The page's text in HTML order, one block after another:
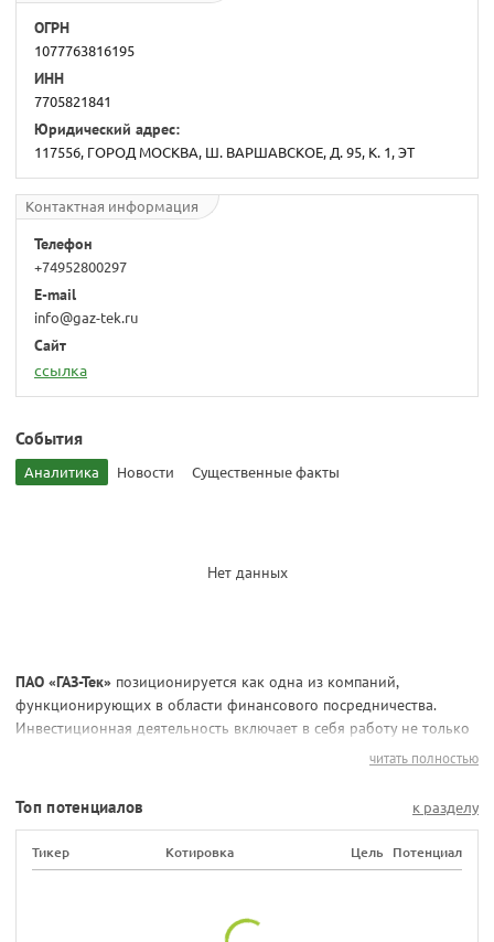
ОГРН
1077763816195
ИНН
7705821841
Юридический адрес:
117556, ГОРОД МОСКВА, Ш. ВАРШАВСКОЕ, Д. 95, К. 1, ЭТ
Контактная информация
Телефон
+74952800297
E-mail
info@gaz-tek.ru
Сайт
ссылка
События
Аналитика Новости Существенные факты
Нет данных
ПАО «ГАЗ-Тек» позиционируется как одна из компаний,
функционирующих в области финансового посредничества.
Инвестиционная деятельность включает в себя работу не только
с ценными бумагами, но и с венчурными фондами. Акционерное
капиталов перспективных и экономически привлекательных
Предприятие «ГАЗ-Тек» успешно развивается на рынке
инвестиционной деятельности. Уставной капитал превышает 47
тыс. рублей (меньше 0,01% акций).
читать полностью
Топ потенциалов к разделу
Тикер Котировка Цель Потенциал